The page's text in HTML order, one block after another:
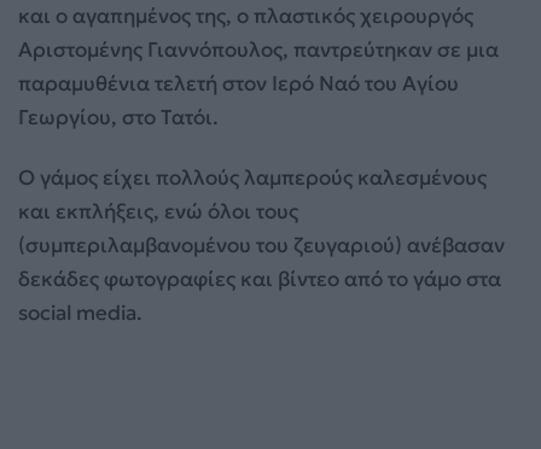
και ο αγαπημένος της, ο πλαστικός χειρουργός
Αριστομένης Γιαννόπουλος, παντρεύτηκαν σε μια
παραμυθένια τελετή στον Ιερό Ναό του Αγίου
Γεωργίου, στο Τατόι.
Ο γάμος είχει πολλούς λαμπερούς καλεσμένους
και εκπλήξεις, ενώ όλοι τους
(συμπεριλαμβανομένου του ζευγαριού) ανέβασαν
δεκάδες φωτογραφίες και βίντεο από το γάμο στα
social media.